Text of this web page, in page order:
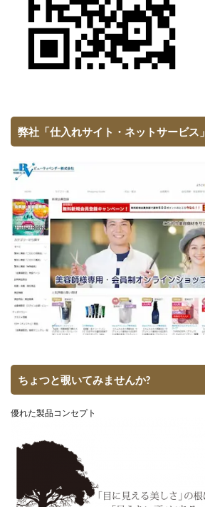
弊社「仕入れサイト・ネットサービス」
ちょつと覗いてみませんか?
優れた製品コンセプト